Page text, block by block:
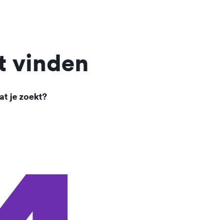
vinden
je zoekt?